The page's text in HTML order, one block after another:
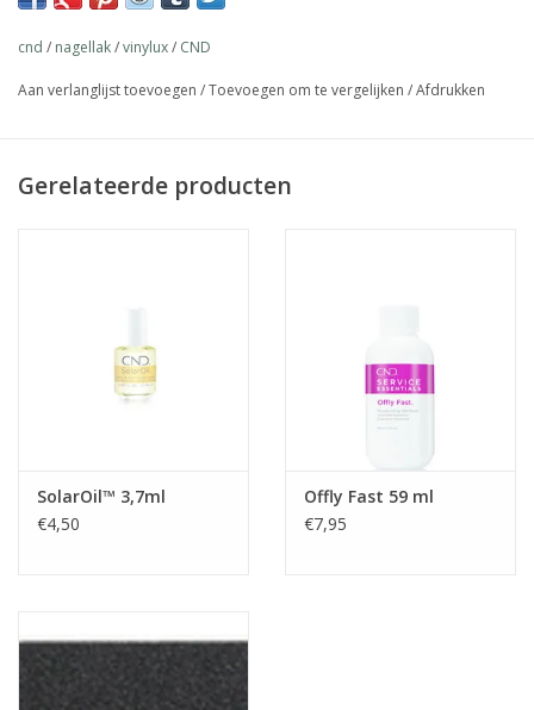
cnd / nagellak/vinylux/ CND
Aan verlanglijst toevoegen /Toevoegen om te vergelijken /Afdrukken
Gerelateerde producten
SolarOil™ 3,7ml
€4,50
Offly Fast 59 ml
€7,95